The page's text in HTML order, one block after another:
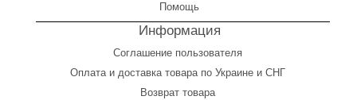
Помощь
Информация
Соглашение пользователя
Оплатаи доставка товара по Украине и СНГ
Возврат товара